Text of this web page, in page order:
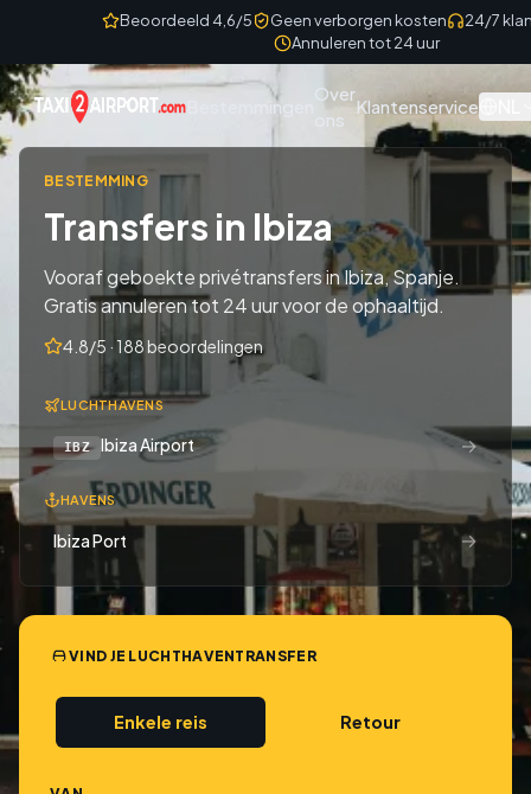
Skip to contentBeoordeeld 4,6/5 Geen verborgen kosten
24/7
Annuleren tot 24 uur
Bestemmingen
Over
ons
Klantenservice
BESTEMMING
Transfers in Ibiza
Vooraf geboekte privétransfers in Ibiza, Spanje.
Gratis annuleren tot 24 uur voor de ophaaltijd.
4.8/5 · 188 beoordelingen
LUCHTHAVENS
IBZ Ibiza Airport →
HAVENS
Ibiza Port →
VIND JE LUCHTHAVENTRANSFER
Enkele reis Retour